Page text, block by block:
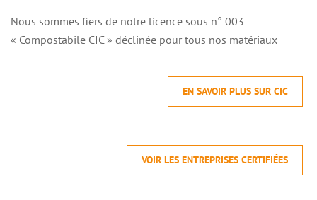
Nous sommes fiers de notre licence sous n° 003
« Compostabile CIC » déclinée pour tous nos matériaux
EN SAVOIR PLUS SUR CIC
VOIR LES ENTREPRISES CERTIFIÉES